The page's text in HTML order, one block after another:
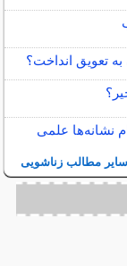
تعویق انداخت؟
نشانه‌ها علمی
سایر مطالب زناشویی